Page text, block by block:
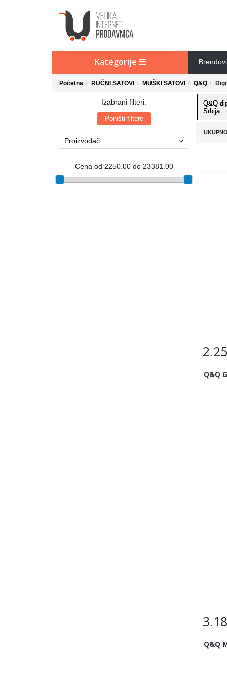
Kategorije Brendovi
Početna RUČNI SATOVI MUŠKI SATOVI Q&Q
Izabrani filteri:
Poništi filtere
Proizvođač
Cena od 2250.00 do 23381.00
Q&Q
Srbija
Q&Q
Q&Q